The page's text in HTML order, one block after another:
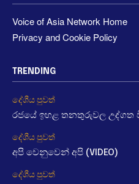
Voice of Asia Network Home
Privacy and Cookie Policy
TRENDING
දේශීය පුවත්
රජයේ ඉහළ තනතුරුවල උද්ගත වී
දේශීය පුවත්
අපි වෙනුවෙන් අපි (VIDEO)
දේශීය පුවත්